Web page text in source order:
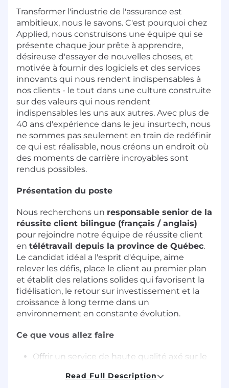
Transformer l'industrie de l'assurance est
ambitieux, nous le savons. C'est pourquoi chez
Applied, nous construisons une équipe qui se
présente chaque jour prête à apprendre,
désireuse d'essayer de nouvelles choses, et
motivée à fournir des logiciels et des services
innovants qui nous rendent indispensables à
nos clients - le tout dans une culture construite
sur des valeurs qui nous rendent
indispensables les uns aux autres. Avec plus de
40 ans d'expérience dans le jeu insurtech, nous
ne sommes pas seulement en train de redéfinir
ce qui est réalisable, nous créons un endroit où
des moments de carrière incroyables sont
rendus possibles.
Présentation du poste
Nous recherchons un responsable senior de la
réussite client bilingue (français / anglais)
pour rejoindre notre équipe de réussite client
en télétravail depuis la province de Québec.
Le candidat idéal a l'esprit d'équipe, aime
relever les défis, place le client au premier plan
et établit des relations solides qui favorisent la
fidélisation, le retour sur investissement et la
croissance à long terme dans un
environnement en constante évolution.
Ce que vous allez faire
Offrir un service de haute qualité axé sur le
Read Full Description